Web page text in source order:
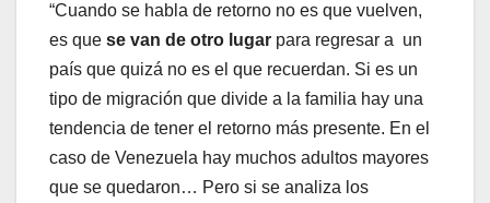
“Cuando se habla de retorno no es que vuelven,
es que se van de otro lugar para regresar a un
país que quizá no es el que recuerdan. Si es un
tipo de migración que divide a la familia hay una
tendencia de tener el retorno más presente. En el
caso de Venezuela hay muchos adultos mayores
que se quedaron… Pero si se analiza los